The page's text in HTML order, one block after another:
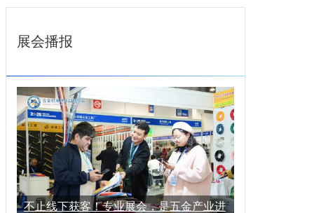
展会播报
不止线下获客！专业展会，是五金产业进